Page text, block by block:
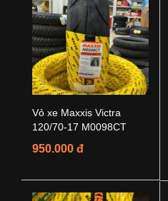
Vỏ xe Maxxis Victra
120/70-17 M0098CT
950.000 đ